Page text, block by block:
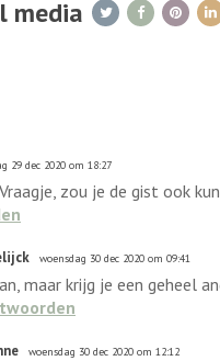
media
29 dec 2020 om 18:27
zou je de gist ook
woensdag 30 dec 2020 om 09:41
maar krijg je een geheel
woensdag 30 dec 2020 om 12:12